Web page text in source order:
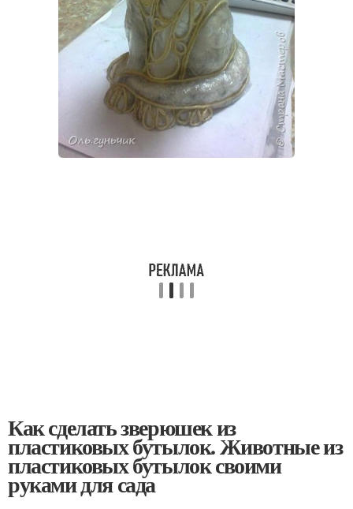
Как сделать зверюшек из
пластиковых бутылок. Животные из
пластиковых бутылок своими
руками для сада